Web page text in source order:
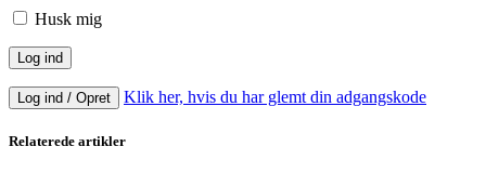
Husk mig
Log ind / Opret Klik her, hvis du har glemt din adgangskode
Relaterede artikler